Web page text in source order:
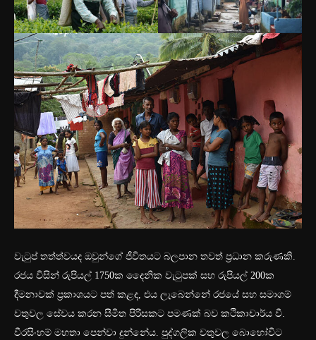
වැටුප් තත්ත්වයද ඔවුන්ගේ ජීවිතයට බලපාන තවත් ප්‍රධාන කරුණකි.
රජය විසින් රුපියල් 1750ක දෛනික වැටුපක් සහ රුපියල් 200ක
දීමනාවක් ප්‍රකාශයට පත් කළද, එය ලැබෙන්නේ රජයේ සහ සමාගම්
වතුවල සේවය කරන සීමිත පිරිසකට පමණක් බව කථිකාචාර්ය වී.
වීරසිංහම් මහතා පෙන්වා දුන්නේය. පුද්ගලික වතුවල බොහෝවිට